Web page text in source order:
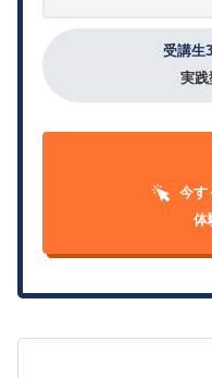
受講生
実践
今す
体